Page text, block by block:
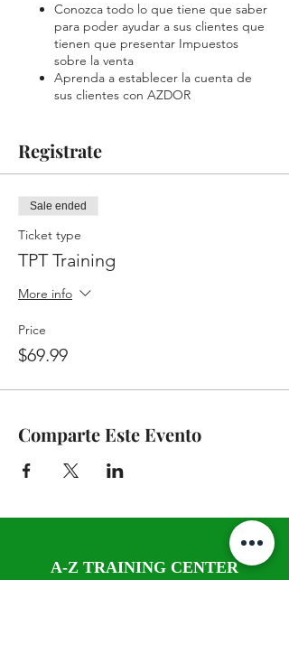
Conozca todo lo que tiene que saber
para poder ayudar a sus clientes que
tienen que presentar Impuestos
sobre la venta
Aprenda a establecer la cuenta de
sus clientes con AZDOR
impuestos mensual sobre la venta
Registrate
Sale ended
Ticket type
TPT Training
More info
Price
$69.99
Comparte Este Evento
A-Z TRAINING CENTER